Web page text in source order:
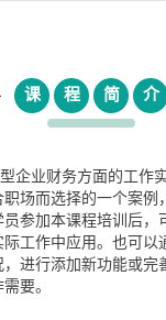
课 程 简 介
企业财务方面的工作
场而选择的一个案例
参加本课程培训后，
工作中应用。也可以
进行添加新功能或完
要。